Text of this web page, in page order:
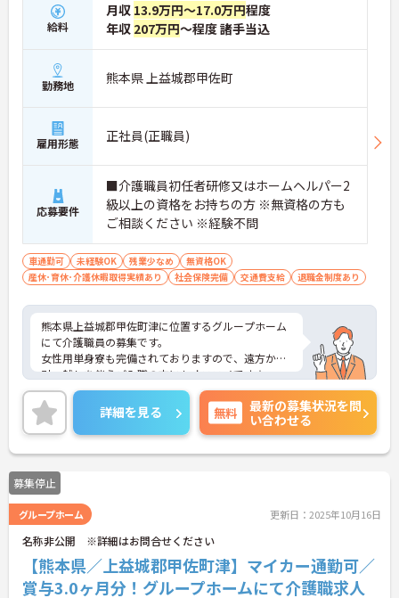
給料
月収 13.9万円～17.0万円程度
年収 207万円～程度 諸手当込
勤務地 熊本県 上益城郡甲佐町
雇用形態 正社員(正職員)
応募要件
■介護職員初任者研修又はホームヘルパー2
級以上の資格をお持ちの方 ※無資格の方も
ご相談ください ※経験不問
車通勤可 未経験OK 残業少なめ
無資格OK
産休･育休･介護休暇取得実績あり
社会保険完備 交通費支給 退職金制度あり
熊本県上益城郡甲佐町津に位置するグループホーム
にて介護職員の募集です。
女性用単身寮も完備されておりますので、遠方から
引っ越しを伴うご入職の方にもオススメです☆
ご興味のある方には、面接対策ポイントなど、さら
に詳細をお話しいたしますので、お気軽にご相談く
ださい。
詳細を見る 無料
最新の募集状況を問
い合わせる
募集停止
グループホーム 更新日：2025年10月16日
名称非公開 ※詳細はお問合せください
【熊本県／上益城郡甲佐町津】マイカー通勤可／
賞与3.0ヶ月分！グループホームにて介護職求人